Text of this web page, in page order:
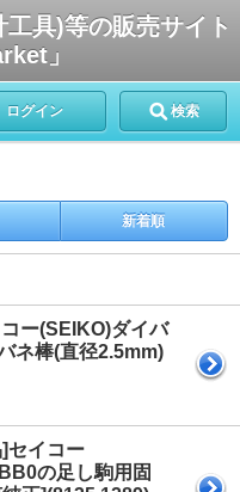
具)等の販売サイト
」
ログイン 検索
新着順
ー(SEIKO)ダイバ
ネ棒(直径2.5mm)
セイコー
の足し駒用固